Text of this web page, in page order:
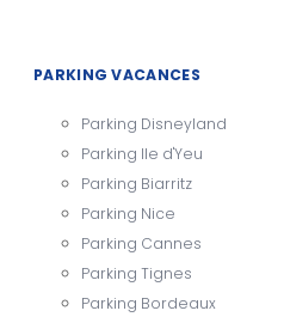
PARKING VACANCES
Parking Disneyland
Parking Ile d'Yeu
Parking Biarritz
Parking Nice
Parking Cannes
Parking Tignes
Parking Bordeaux